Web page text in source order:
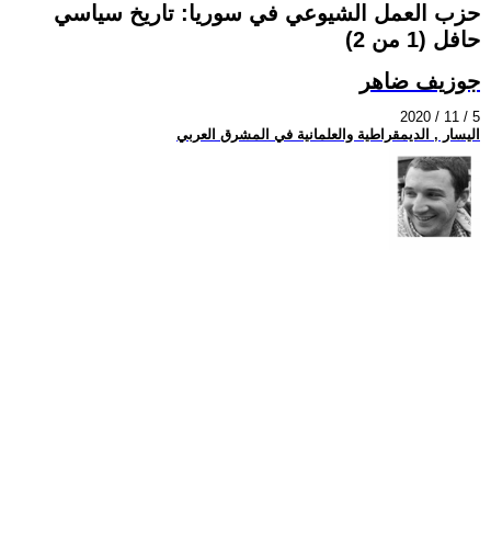
حزب العمل الشيوعي في سوريا: تاريخ سياسي
حافل (1 من 2)
جوزيف ضاهر
2020 / 11 / 5
اليسار , الديمقراطية والعلمانية في المشرق العربي